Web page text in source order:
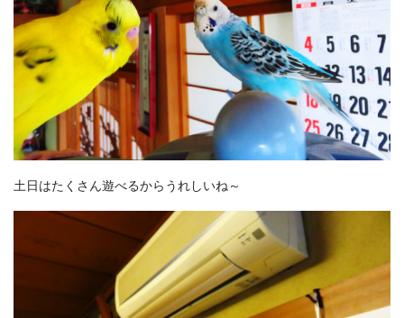
土日はたくさん遊べるからうれしいね～